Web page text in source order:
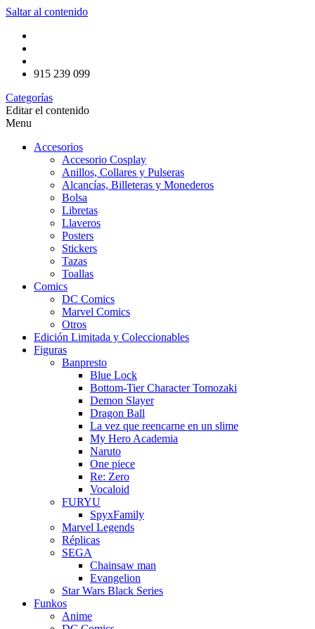
Saltar al contenido
915 239 099
Categorías
Editar el contenido
Menu
Accesorios
Accesorio Cosplay
Anillos, Collares y Pulseras
Alcancías, Billeteras y Monederos
Bolsa
Libretas
Llaveros
Posters
Stickers
Tazas
Toallas
Comics
DC Comics
Marvel Comics
Otros
Edición Limitada y Coleccionables
Figuras
Banpresto
Blue Lock
Bottom-Tier Character Tomozaki
Demon Slayer
Dragon Ball
La vez que reencarne en un slime
My Hero Academia
Naruto
One piece
Re: Zero
Vocaloid
FURYU
SpyxFamily
Marvel Legends
Réplicas
SEGA
Chainsaw man
Evangelion
Star Wars Black Series
Funkos
Anime